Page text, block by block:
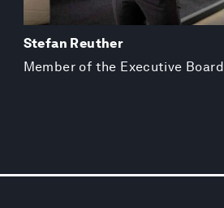
Stefan Reuther
Member of the Executive Board